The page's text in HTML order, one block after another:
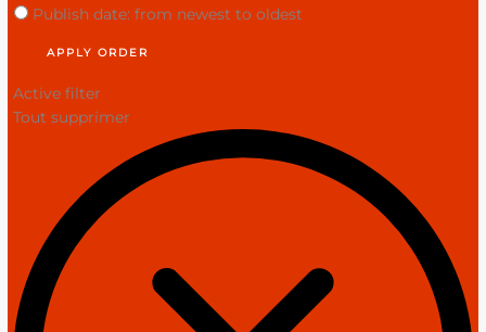
Publish date: from newest to oldest
APPLY ORDER
Active filter
Tout supprimer